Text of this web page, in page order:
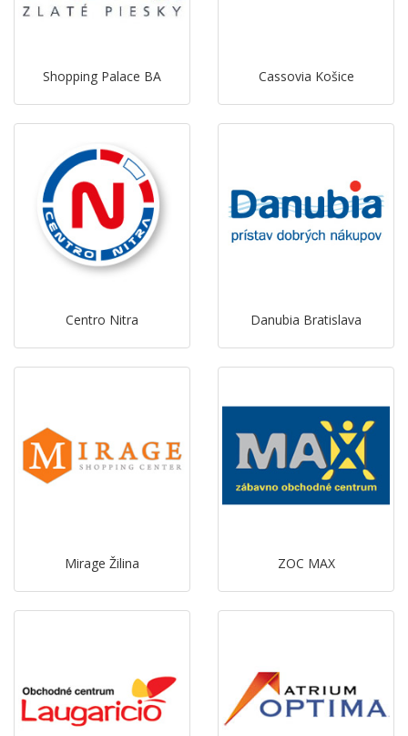
Shopping Palace BA Cassovia Košice
Centro Nitra Danubia Bratislava
Mirage Žilina ZOC MAX